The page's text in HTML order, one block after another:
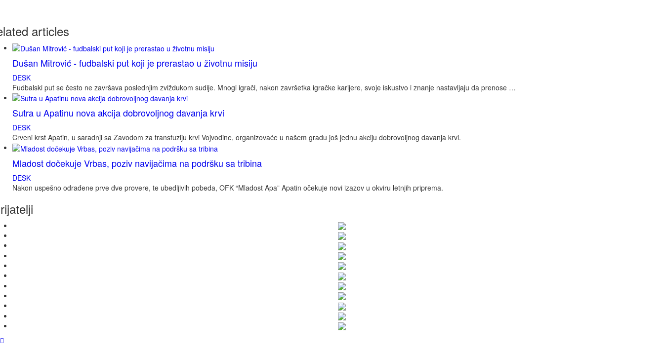
articles
Dušan Mitrović - fudbalski put koji je prerastao u životnu misiju
DESK
Fudbalski put se često ne završava poslednjim zviždukom sudije. Mnogi igrači, nakon završetka igračke karijere, svoje iskustvo i znanje nastavljaju da prenose …
Sutra u Apatinu nova akcija dobrovoljnog davanja krvi
DESK
Crveni krst Apatin, u saradnji sa Zavodom za transfuziju krvi Vojvodine, organizovaće u našem gradu još jednu akciju dobrovoljnog davanja krvi.
Mladost dočekuje Vrbas, poziv navijačima na podršku sa tribina
DESK
Nakon uspešno odrađene prve dve provere, te ubedljivih pobeda, OFK “Mladost Apa” Apatin očekuje novi izazov u okviru letnjih priprema.